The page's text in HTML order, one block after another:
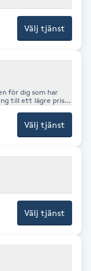
Välj tjänst
för dig som har
till ett lägre pris.
Välj tjänst
Välj tjänst